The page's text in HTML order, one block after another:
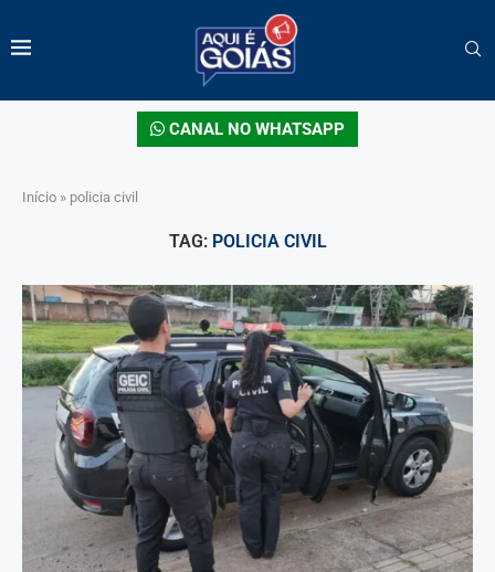
CANAL NO WHATSAPP
Início » policia civil
TAG: POLICIA CIVIL